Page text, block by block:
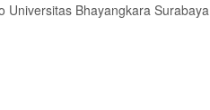
Universitas Bhayangkara Surabaya